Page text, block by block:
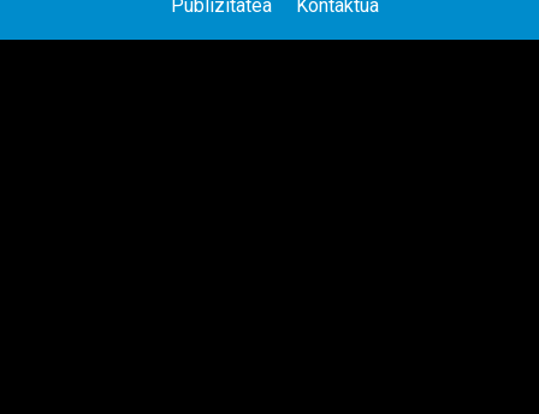
Publizitatea
Kontaktua